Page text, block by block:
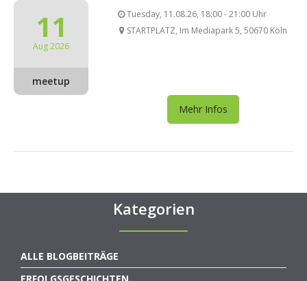
11
Aug 2026
meetup
Tuesday, 11.08.26, 18:00 - 21:00 Uhr
STARTPLATZ, Im Mediapark 5, 50670 Köln
Mehr Infos
Kategorien
ALLE BLOGBEITRÄGE